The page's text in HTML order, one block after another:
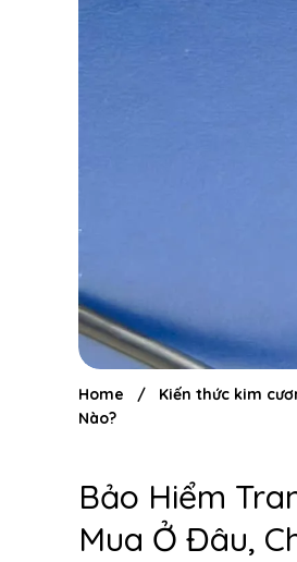
Bảo Hiểm
Mua Ở Đâu,
Home / Kiến thức kim
Nào?